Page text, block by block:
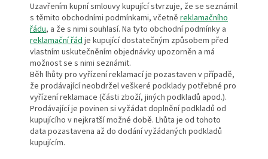
Uzavřením kupní smlouvy kupující stvrzuje, že se seznámil
s těmito obchodními podmínkami, včetně reklamačního
řádu, a že s nimi souhlasí. Na tyto obchodní podmínky a
reklamační řádje kupující dostatečným způsobem před
vlastním uskutečněním objednávky upozorněn a má
možnost se s nimi seznámit.
Běh lhůty pro vyřízení reklamací je pozastaven v případě,
že prodávající neobdržel veškeré podklady potřebné pro
vyřízení reklamace (části zboží, jiných podkladů apod.).
Prodávající je povinen si vyžádat doplnění podkladů od
kupujícího v nejkratší možné době. Lhůta je od tohoto
data pozastavena až do dodání vyžádaných podkladů
kupujícím.